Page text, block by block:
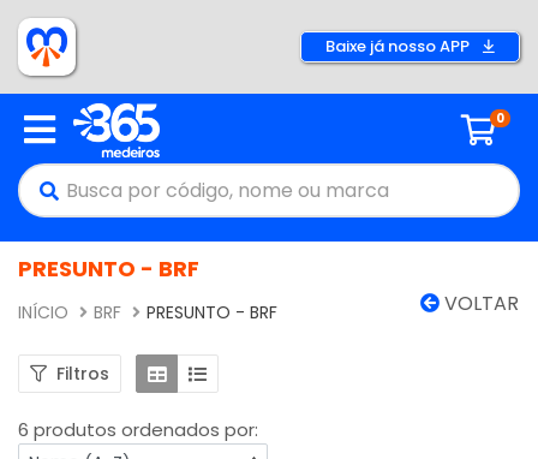
Baixe já nosso APP
0
PRESUNTO - BRF
VOLTAR
INÍCIO BRF PRESUNTO - BRF
Filtros
6 produtos ordenados por: